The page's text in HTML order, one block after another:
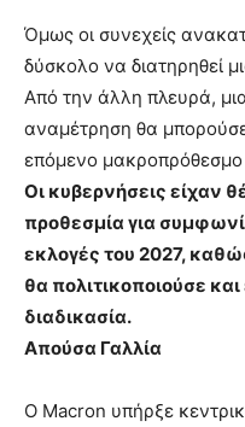
Όμως οι συνεχείς
δύσκολο να διατηρηθεί
Από την άλλη πλευρά,
αναμέτρηση θα
επόμενο
Οι κυβερνήσεις είχαν
προθεσμία για
εκλογές του 2027,
θα πολιτικοποιούσε
διαδικασία.
Απούσα Γαλλία
Ο Macron υπήρξε